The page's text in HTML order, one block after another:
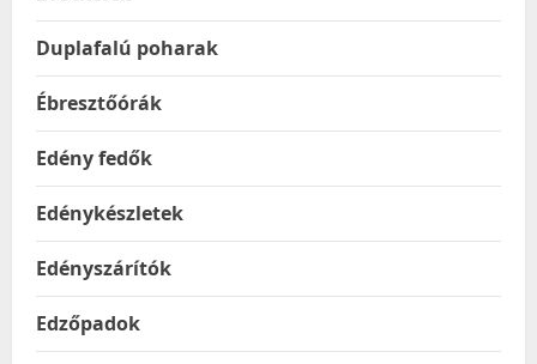
Duplafalú poharak
Ébresztőórák
Edény fedők
Edénykészletek
Edényszárítók
Edzőpadok